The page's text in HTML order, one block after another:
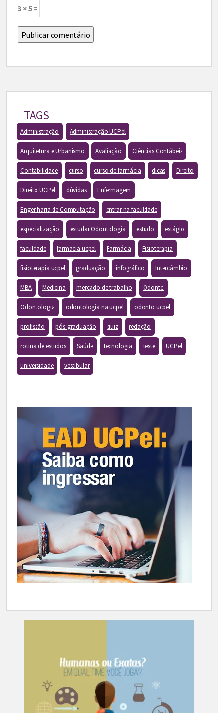
3 × 5 =
TAGS
Administração Administração UCPel
Arquitetura e Urbanismo Avaliação Ciências Contábeis
Contabilidade curso curso de farmácia dicas Direito
Direito UCPel dúvidas Enfermagem
Engenharia de Computação entrar na faculdade
especialização estudar Odontologia estudo estágio
faculdade farmacia ucpel Farmácia Fisioterapia
fisioterapia ucpel graduação infográfico Intercâmbio
MBA Medicina mercado de trabalho Odonto
Odontologia odontologia na ucpel odonto ucpel
profissão pós-graduação quiz redação
rotina de estudos Saúde tecnologia teste UCPel
universidade vestibular